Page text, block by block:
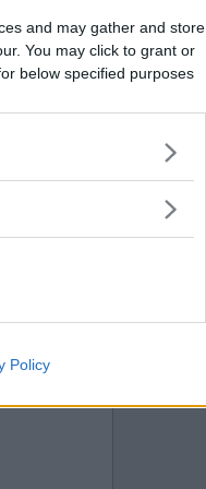
and may gather and store
You may click to grant or
below specified purposes
Policy